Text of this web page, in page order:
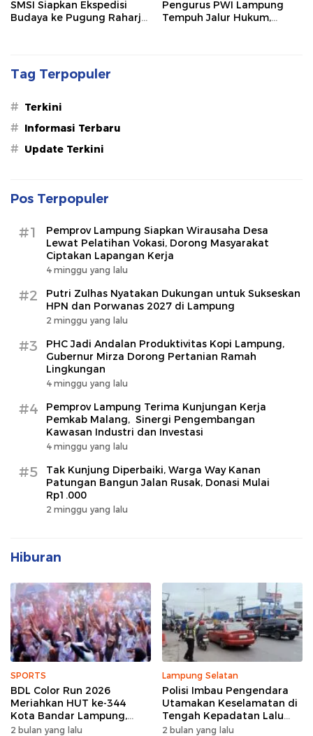
SMSI Siapkan Ekspedisi
Budaya ke Pugung Raharjo
Pengurus PWI Lampung
Tempuh Jalur Hukum,
Tag Terpopuler
# Terkini
# Informasi Terbaru
# Update Terkini
Pos Terpopuler
#1
Pemprov Lampung Siapkan Wirausaha Desa
Lewat Pelatihan Vokasi, Dorong Masyarakat
Ciptakan Lapangan Kerja
4 minggu yang lalu
#2
Putri Zulhas Nyatakan Dukungan untuk Sukseskan
HPN dan Porwanas 2027 di Lampung
2 minggu yang lalu
#3
PHC Jadi Andalan Produktivitas Kopi Lampung,
Gubernur Mirza Dorong Pertanian Ramah
Lingkungan
4 minggu yang lalu
#4
Pemprov Lampung Terima Kunjungan Kerja
Pemkab Malang, Sinergi Pengembangan
Kawasan Industri dan Investasi
4 minggu yang lalu
#5
Tak Kunjung Diperbaiki, Warga Way Kanan
Patungan Bangun Jalan Rusak, Donasi Mulai
Rp1.000
2 minggu yang lalu
Hiburan
SPORTS
BDL Color Run 2026
Meriahkan HUT ke-344
Kota Bandar Lampung,
Wujud Semangat Sehat
2 bulan yang lalu
Lampung Selatan
Polisi Imbau Pengendara
Utamakan Keselamatan di
Tengah Kepadatan Lalu
Lintas Pagi Hari
2 bulan yang lalu